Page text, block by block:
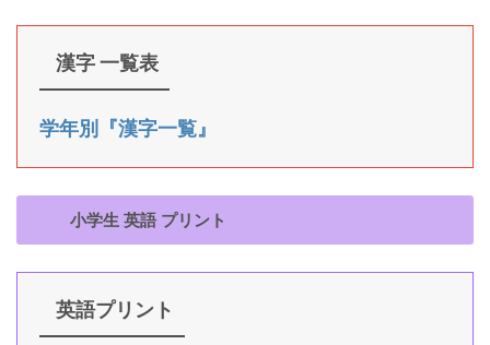
漢字 一覧表
学年別『漢字一覧』
小学生 英語 プリント
英語プリント